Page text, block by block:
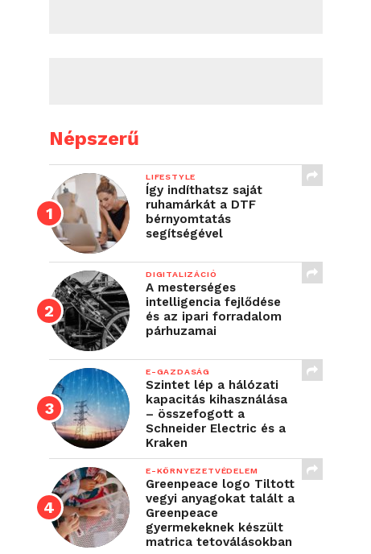
Népszerű
LIFESTYLE
Így indíthatsz saját
ruhamárkát a DTF
bérnyomtatás
segítségével
DIGITALIZÁCIÓ
A mesterséges
intelligencia fejlődése
és az ipari forradalom
párhuzamai
E-GAZDASÁG
Szintet lép a hálózati
kapacitás kihasználása
– összefogott a
Schneider Electric és a
Kraken
E-KÖRNYEZETVÉDELEM
Greenpeace logo Tiltott
vegyi anyagokat talált a
Greenpeace
gyermekeknek készült
matrica tetoválásokban